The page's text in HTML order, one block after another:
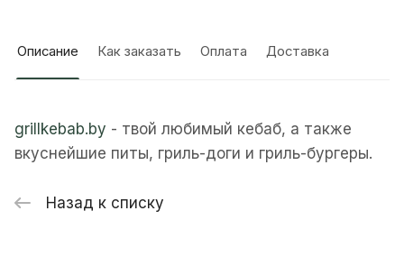
Описание Как заказать Оплата Доставка
grillkebab.by - твой любимый кебаб, а также
вкуснейшие питы, гриль-доги и гриль-бургеры.
Назад к списку